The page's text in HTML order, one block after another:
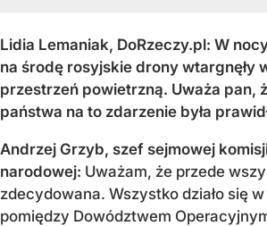
Lidia Lemaniak, DoRzeczy.pl: W
na środę rosyjskie drony wtargnęły
przestrzeń powietrzną. Uważa pan,
państwa na to zdarzenie była
Andrzej Grzyb, szef sejmowej
narodowej: Uważam, że przede
zdecydowana. Wszystko działo się
pomiędzy Dowództwem